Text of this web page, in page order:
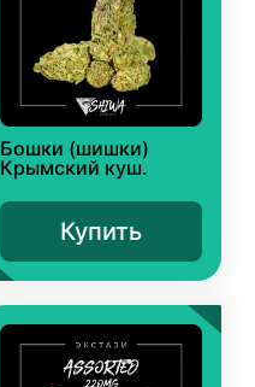
Бошки (шишки)
Крымский куш.
Купить